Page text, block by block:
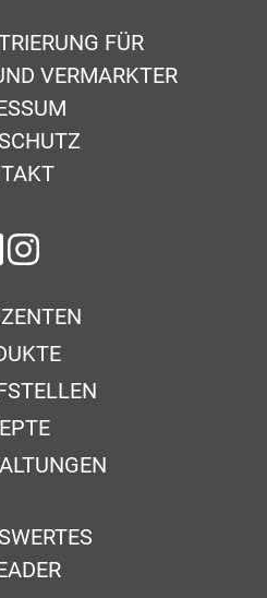
FÜR
VERMARKTER
auf Facebook
auf Instagram